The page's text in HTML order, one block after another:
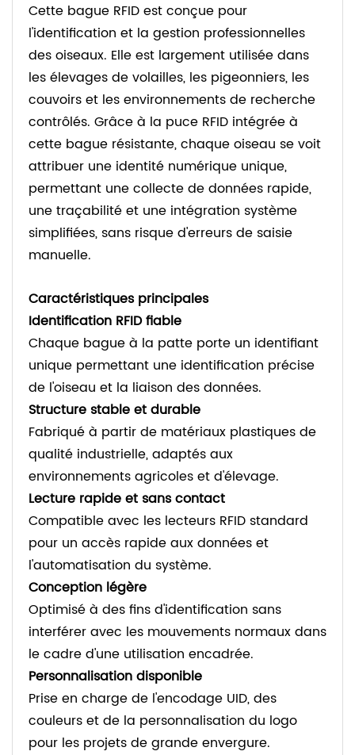
Cette bague RFID est conçue pour
l'identification et la gestion professionnelles
des oiseaux. Elle est largement utilisée dans
les élevages de volailles, les pigeonniers, les
couvoirs et les environnements de recherche
contrôlés. Grâce à la puce RFID intégrée à
cette bague résistante, chaque oiseau se voit
attribuer une identité numérique unique,
permettant une collecte de données rapide,
une traçabilité et une intégration système
simplifiées, sans risque d'erreurs de saisie
manuelle.
Caractéristiques principales
Identification RFID fiable
Chaque bague à la patte porte un identifiant
unique permettant une identification précise
de l'oiseau et la liaison des données.
Structure stable et durable
Fabriqué à partir de matériaux plastiques de
qualité industrielle, adaptés aux
environnements agricoles et d'élevage.
Lecture rapide et sans contact
Compatible avec les lecteurs RFID standard
pour un accès rapide aux données et
l'automatisation du système.
Conception légère
Optimisé à des fins d'identification sans
interférer avec les mouvements normaux dans
le cadre d'une utilisation encadrée.
Personnalisation disponible
Prise en charge de l'encodage UID, des
couleurs et de la personnalisation du logo
pour les projets de grande envergure.